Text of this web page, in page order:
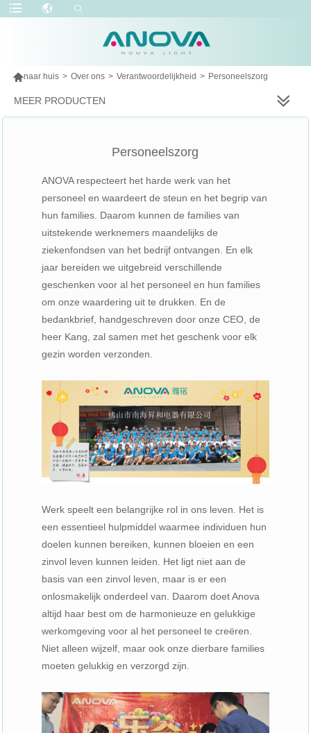
naar huis > Over ons > Verantwoordelijkheid > Personeelszorg
MEER PRODUCTEN
Personeelszorg
ANOVA respecteert het harde werk van het
personeel en waardeert de steun en het begrip van
hun families. Daarom kunnen de families van
uitstekende werknemers maandelijks de
ziekenfondsen van het bedrijf ontvangen. En elk
jaar bereiden we uitgebreid verschillende
geschenken voor al het personeel en hun families
om onze waardering uit te drukken. En de
bedankbrief, handgeschreven door onze CEO, de
heer Kang, zal samen met het geschenk voor elk
gezin worden verzonden.
Werk speelt een belangrijke rol in ons leven. Het is
een essentieel hulpmiddel waarmee individuen hun
doelen kunnen bereiken, kunnen bloeien en een
zinvol leven kunnen leiden. Het ligt niet aan de
basis van een zinvol leven, maar is er een
onlosmakelijk onderdeel van. Daarom doet Anova
altijd haar best om de harmonieuze en gelukkige
werkomgeving voor al het personeel te creëren.
Niet alleen wijzelf, maar ook onze dierbare families
moeten gelukkig en verzorgd zijn.